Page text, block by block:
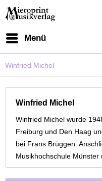
Menü
Winfried Michel
Winfried Michel
Winfried Michel wurde
Freiburg und Den Haag
bei Frans Brüggen.
Musikhochschule Münster